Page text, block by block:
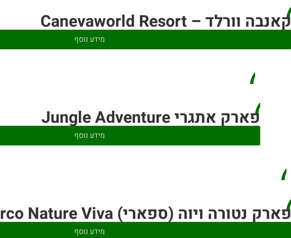
קאנבה וורלד – Canevaworld Resort
מידע נוסף
פארק אתגרי Jungle Adventure
מידע נוסף
פארק נטורה ויוה (ספארי) Parco Nature Viva
מידע נוסף